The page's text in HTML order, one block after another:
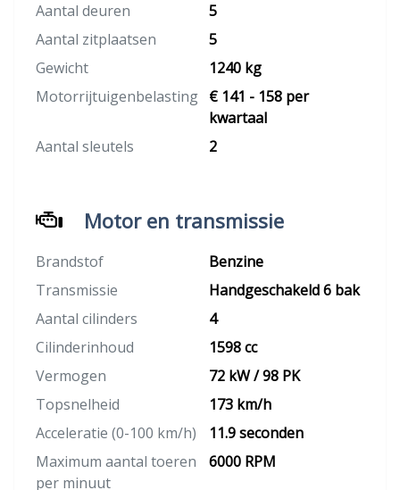
Aantal deuren
5
Aantal zitplaatsen
5
Gewicht
1240 kg
Motorrijtuigenbelasting € 141 - 158 per
kwartaal
Aantal sleutels
2
Motor en transmissie
Brandstof
Benzine
Transmissie
Handgeschakeld 6 bak
Aantal cilinders
4
Cilinderinhoud
1598 cc
Vermogen
72 kW / 98 PK
Topsnelheid
173 km/h
Acceleratie (0-100 km/h)
11.9 seconden
Maximum aantal toeren
per minuut
6000 RPM